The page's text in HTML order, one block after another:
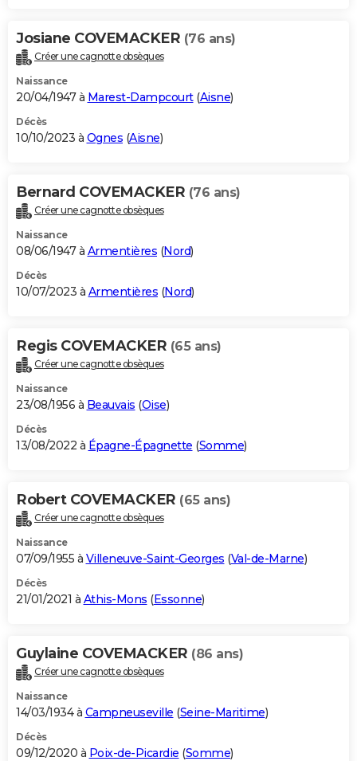
Josiane COVEMACKER (76 ans)
Créer une cagnotte obsèques
Naissance
20/04/1947 à Marest-Dampcourt(Aisne)
Décès
10/10/2023 à Ognes (Aisne)
Bernard COVEMACKER (76 ans)
Créer une cagnotte obsèques
Naissance
08/06/1947 à Armentières (Nord)
Décès
10/07/2023 à Armentières (Nord)
Regis COVEMACKER (65 ans)
Créer une cagnotte obsèques
Naissance
23/08/1956 à Beauvais (Oise)
Décès
13/08/2022 à Épagne-Épagnette (Somme)
Robert COVEMACKER (65 ans)
Créer une cagnotte obsèques
Naissance
07/09/1955 à Villeneuve-Saint-Georges (Val-de-Marne)
Décès
21/01/2021 à Athis-Mons (Essonne)
Guylaine COVEMACKER (86 ans)
Créer une cagnotte obsèques
Naissance
14/03/1934 à Campneuseville (Seine-Maritime)
Décès
09/12/2020 à Poix-de-Picardie (Somme)